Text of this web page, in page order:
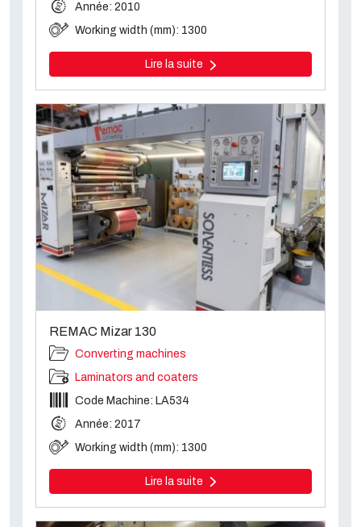
Année: 2010
Working width (mm): 1300
Lire la suite
REMAC Mizar 130
Converting machines
Laminators and coaters
Code Machine: LA534
Année: 2017
Working width (mm): 1300
Lire la suite